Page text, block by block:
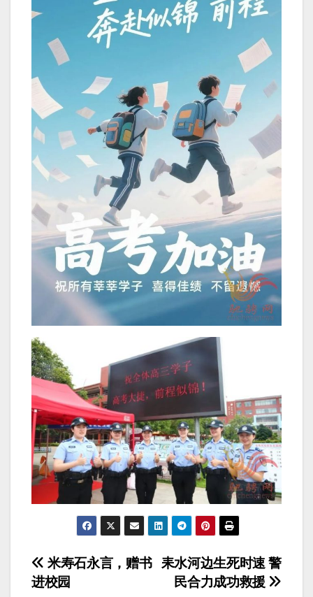
文
耒水河边生死时速 警
民合力成功救援
米寿石永言，赠书
进校园